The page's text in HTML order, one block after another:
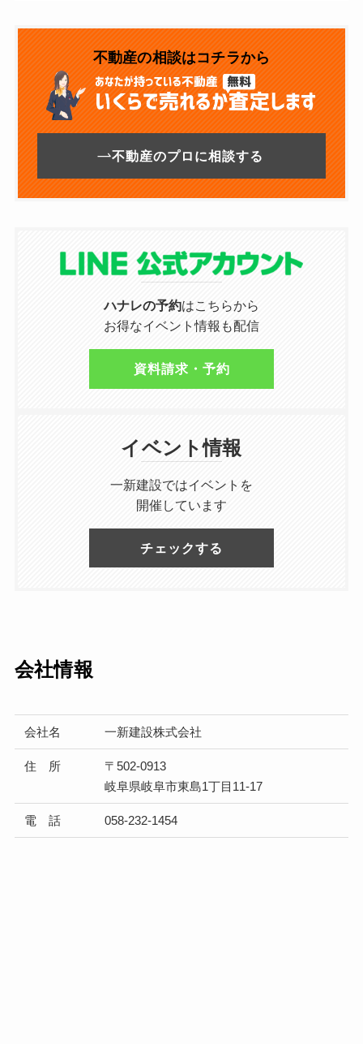
不動産の相談はコチラから
不動産のプロに相談する
ハナレの予約はこちらから
お得なイベント情報も配信
資料請求・予約
イベント情報
一新建設ではイベントを
開催しています
チェックする
会社情報
会社名 一新建設株式会社
住 所
〒502-0913
岐阜県岐阜市東島1丁目11-17
電 話 058-232-1454